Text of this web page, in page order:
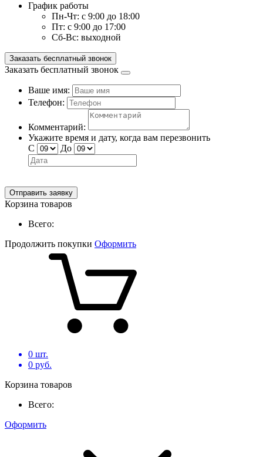
График работы
Пн-Чт: с 9:00 до 18:00
Пт: с 9:00 до 17:00
Сб-Вс: выходной
Заказать бесплатный звонок
Заказать бесплатный звонок
Ваше имя:
Телефон:
Комментарий:
Укажите время и дату, когда вам перезвонить
С
До
Отправить заявку
Корзина товаров
Всего:
Продолжить покупки Оформить
0 шт.
0 руб.
Корзина товаров
Всего:
Оформить